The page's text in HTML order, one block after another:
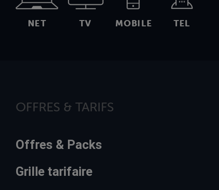
NET TV MOBILE TEL
OFFRES & TARIFS
Offres & Packs
Grille tarifaire